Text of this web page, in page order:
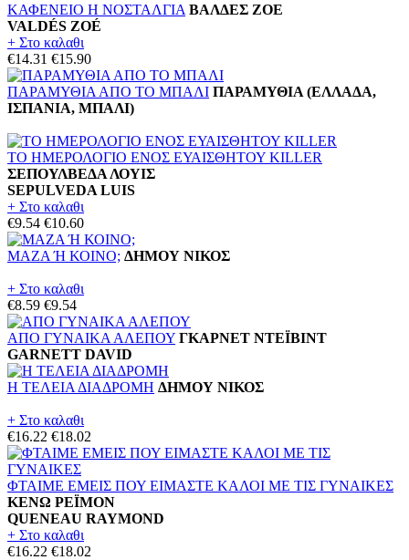
ΚΑΦΕΝΕΙΟ Η ΝΟΣΤΑΛΓΙΑ ΒΑΛΔΕΣ ΖΟΕ
VALDÉS ZOÉ
+ Στο καλαθι
€14.31 €15.90
ΠΑΡΑΜΥΘΙΑ ΑΠΟ ΤΟ ΜΠΑΛΙ ΠΑΡΑΜΥΘΙΑ (ΕΛΛΑΔΑ,
ΙΣΠΑΝΙΑ, ΜΠΑΛΙ)
ΤΟ ΗΜΕΡΟΛΟΓΙΟ ΕΝΟΣ ΕΥΑΙΣΘΗΤΟΥ KILLER
ΣΕΠΟΥΛΒΕΔΑ ΛΟΥΙΣ
SEPULVEDA LUIS
+ Στο καλαθι
€9.54 €10.60
ΜΑΖΑ Ή ΚΟΙΝΟ; ΔΗΜΟΥ ΝΙΚΟΣ
+ Στο καλαθι
€8.59 €9.54
ΑΠΟ ΓΥΝΑΙΚΑ ΑΛΕΠΟΥ ΓΚΑΡΝΕΤ ΝΤΕΪΒΙΝΤ
GARNETT DAVID
Η ΤΕΛΕΙΑ ΔΙΑΔΡΟΜΗ ΔΗΜΟΥ ΝΙΚΟΣ
+ Στο καλαθι
€16.22 €18.02
ΦΤΑΙΜΕ ΕΜΕΙΣ ΠΟΥ ΕΙΜΑΣΤΕ ΚΑΛΟΙ ΜΕ ΤΙΣ ΓΥΝΑΙΚΕΣ
ΚΕΝΩ ΡΕΪΜΟΝ
QUENEAU RAYMOND
+ Στο καλαθι
€16.22 €18.02